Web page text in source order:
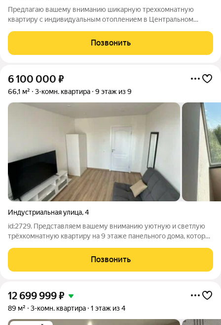
Предлагаю вашему вниманию шикарную трехкомнатную
квартиру с индивидуальным отоплением в Центральном
этаже 5-ти этажного кирпичного дома 2016 года постройки. В
квартире выполнен качественный
Позвонить
6 100 000 ₽
66,1 м² 3-комн. квартира 9 этаж из 9
Индустриальная улица,4
id:2729. Представляем вашему вниманию уютную и светлую
трёхкомнатную квартиру на 9 этаже панельного дома, которая
общая площадь 66,1 кв.м. окна ПВХ на две солнечные стороны
застеклённый балкон
Позвонить
12 699 999₽
89 м² 3-комн. квартира 1 этаж из 4